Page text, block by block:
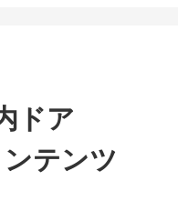
ドア
テンツ